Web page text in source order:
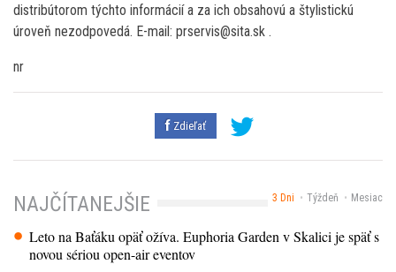
distribútorom týchto informácií a za ich obsahovú a štylistickú
úroveň nezodpovedá. E-mail: prservis@sita.sk .
nr
Zdieľať
3 Dni Týždeň Mesiac
NAJČÍTANEJŠIE
Leto na Baťáku opäť ožíva. Euphoria Garden v Skalici je späť s
novou sériou open-air eventov